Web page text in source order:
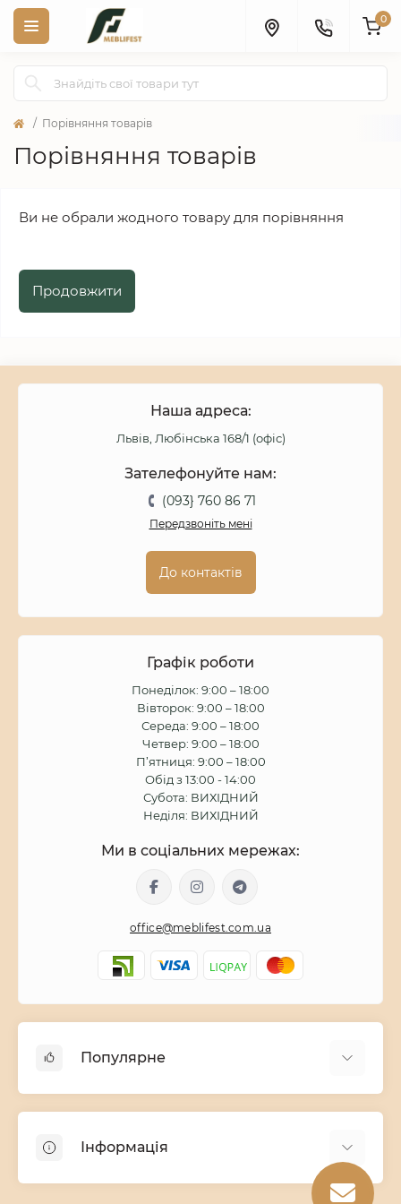
0
Порівняння товарів
Порівняння товарів
Ви не обрали жодного товару для порівняння
Продовжити
Наша адреса:
Львів, Любінська 168/1 (офіс)
Зателефонуйте нам:
(093} 760 86 71
Передзвоніть мені
До контактів
Графік роботи
Понеділок: 9:00 – 18:00
Вівторок: 9:00 – 18:00
Середа: 9:00 – 18:00
Четвер: 9:00 – 18:00
П’ятниця: 9:00 – 18:00
Обід з 13:00 - 14:00
Субота: ВИХІДНИЙ
Неділя: ВИХІДНИЙ
Ми в соціальних мережах:
office@meblifest.com.ua
Популярне
Модульні меблі
Меблі для спальні
Інформація